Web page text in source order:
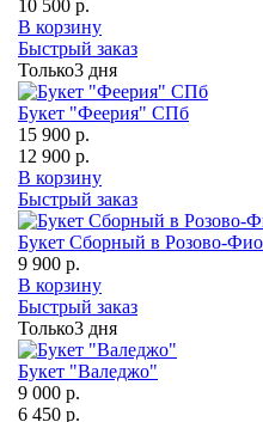
10 500 р.
В корзину
Быстрый заказ
Только3 дня
Букет "Феерия" СПб
15 900 р.
12 900 р.
В корзину
Быстрый заказ
Букет Сборный в Розово-
9 900 р.
В корзину
Быстрый заказ
Только3 дня
Букет "Валеджо"
9 000 р.
6 450 р.